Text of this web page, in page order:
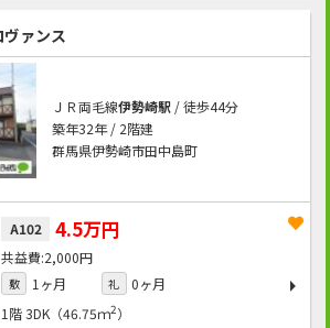
ヴァンス
ＪＲ両毛線伊勢崎駅/ 徒歩44分
築年32年 / 2階建
群馬県伊勢崎市田中島町
A102 4.5万円
2,000円
敷 1ヶ月 礼
0ヶ月
1階3DK（46.75ｍ2）